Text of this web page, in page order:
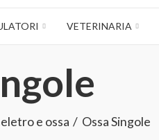
VETERINARIA
e ossa Ossa Singole